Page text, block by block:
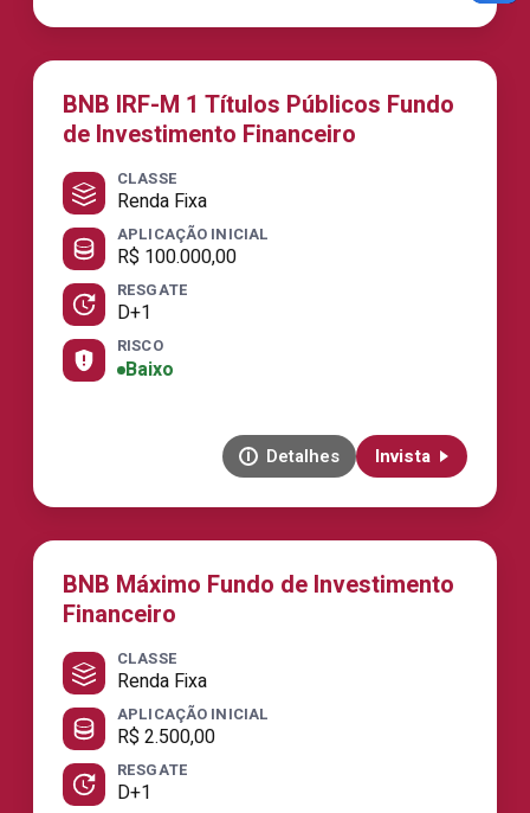
BNB IRF-M 1 Títulos Públicos Fundo
de Investimento Financeiro
CLASSE
Renda Fixa
APLICAÇÃO INICIAL
R$ 100.000,00
RESGATE
D+1
RISCO
Baixo
Detalhes Invista
BNB Máximo Fundo de Investimento
Financeiro
CLASSE
Renda Fixa
APLICAÇÃO INICIAL
R$ 2.500,00
RESGATE
D+1